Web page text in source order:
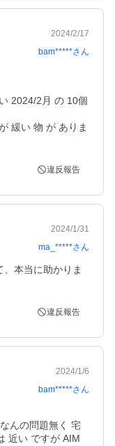
2024/2/17
bam*****さん
2024/2月 の 10個
緩い 物 が ありま
違反報告
2024/1/31
ma_*****さん
本当に助かりま
違反報告
2024/1/6
bam*****さん
んの問題無く 宅
近い ですが AIM